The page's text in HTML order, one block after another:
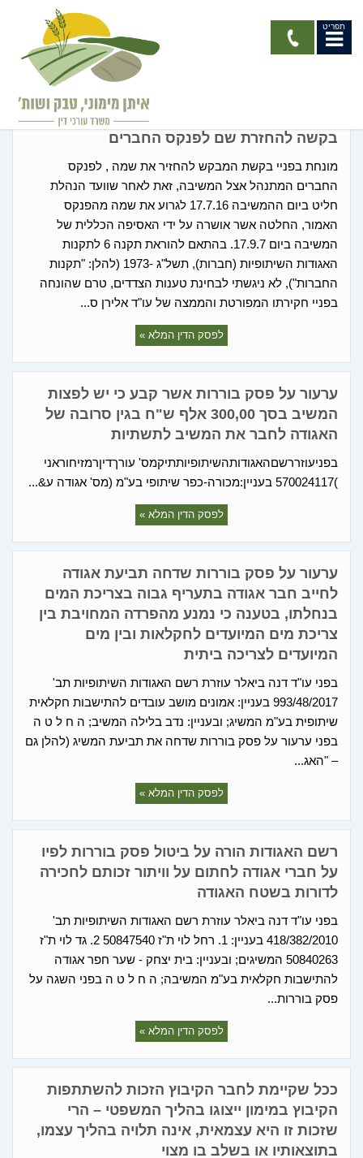
תפריט
החלטות רשם האגודות
בקשה להחזרת שם לפנקס החברים
מונחת בפניי בקשת המבקש להחזיר את שמה , לפנקס
החברים המתנהל אצל המשיבה, זאת לאחר שוועד הנהלת
חליט ביום ההמשיבה 17.7.16 לגרוע את שמה מהפנקס
האמור, החלטה אשר אושרה על ידי האסיפה הכללית של
המשיבה ביום 17.9.7. בהתאם להוראת תקנה 6 לתקנות
האגודות השיתופיות (חברות), תשל"ג -1973 (להלן: "תקנות
החברות"), לא ניגשתי לבחינת טענות הצדדים, טרם שהונחה
בפניי חקירתו המפורטת והממצה של עו"ד אלירן ס...
לפסק הדין המלא »
ערעור על פסק בוררות אשר קבע כי יש לפצות
המשיב בסך 300,00 אלף ש"ח בגין סרובה של
האגודה לחבר את המשיב לתשתיות
‏בפני‏עוזר‏רשם‏האגודות‏השיתופיות‏‏‏‏‏‏‏‏‏‏‏‏‏‏‏‏‏‏‏‏‏‏‏‏‏‏‏‏‏‏תיק‏מס'‏ עורך‏דין‏רמזי‏חוראני ‏ ‏
)570024117 בעניין:‏מכורה-כפר שיתופי בע"מ (מס' אגודה ‏‏‏‏‏‏‏‏‏‏‏‏‏ע&...
לפסק הדין המלא »
ערעור על פסק בוררות שדחה תביעת אגודה
לחייב חבר אגודה בתעריף גבוה בצריכת המים
בנחלתו, בטענה כי נמנע מהפרדה המחויבת בין
צריכת מים המיועדים לחקלאות ובין מים
המיועדים לצריכה ביתית
בפני עו"ד דנה ביאלר עוזרת רשם האגודות השיתופיות תב'
993/48/2017 בעניין: אמונים מושב עובדים להתישבות חקלאית
שיתופית בע"מ המשיג; ובעניין: נדב בלילה המשיב; ה ח ל ט ה
בפני ערעור על פסק בוררות שדחה את תביעת המשיג (להלן גם
– "האג...
לפסק הדין המלא »
רשם האגודות הורה על ביטול פסק בוררות לפיו
על חברי אגודה לחתום על וויתור זכותם לחכירה
לדורות בשטח האגודה
בפני עו"ד דנה ביאלר עוזרת רשם האגודות השיתופיות תב'
418/382/2010 בעניין: 1. רחל לוי ת"ז 50847540 2. גד לוי ת"ז
50840263 המשיגים; ובעניין: בית יצחק - שער חפר אגודה
להתישבות חקלאית בע"מ המשיבה; ה ח ל ט ה בפני השגה על
פסק בוררות...
לפסק הדין המלא »
ככל שקיימת לחבר הקיבוץ הזכות להשתתפות
הקיבוץ במימון ייצוגו בהליך המשפטי – הרי
שזכות זו היא עצמאית, אינה תלויה בהליך עצמו,
בתוצאותיו או בשלב בו מצוי